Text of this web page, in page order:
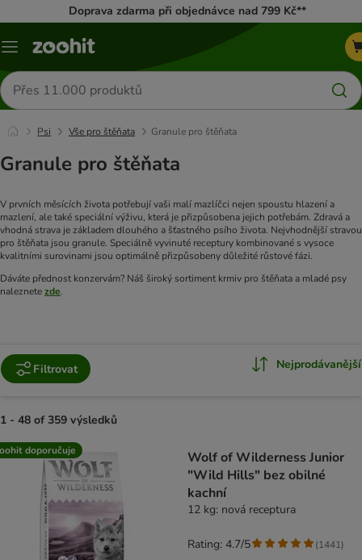
Doprava zdarma při objednávce nad 799 Kč**
Menu
Hledat
produkty
Psi Vše pro štěňata Granule pro štěňata
Granule pro štěňata
V prvních měsících života potřebují vaši malí mazlíčci nejen spoustu hlazení a
mazlení, ale také speciální výživu, která je přizpůsobena jejich potřebám. Zdravá a
vhodná strava je základem dlouhého a šťastného psího života. Nejvhodnější stravou
pro štěňata jsou granule. Speciálně vyvinuté receptury kombinované s vysoce
kvalitními surovinami jsou optimálně přizpůsobeny důležité růstové fázi.
Dáváte přednost konzervám? Náš široký sortiment krmiv pro štěňata a mladé psy
naleznetezde.
Filtrovat Nejprodávanější
1 - 48 of 359 výsledků
product items have been changed
doporučuje
Wolf of Wilderness Junior
"Wild Hills" bez obilné
kachní
12 kg: nová receptura
Rating: 4.7/5 (1441)